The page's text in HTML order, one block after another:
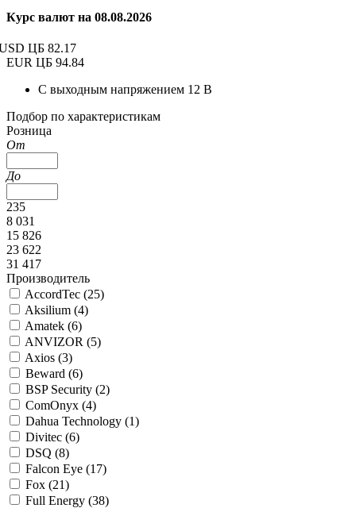
Курс валют на 08.08.2026
ЦБ 82.17
EUR ЦБ 94.84
С выходным напряжением 12 В
Подбор по характеристикам
Розница
От
До
235
8 031
15 826
23 622
31 417
Производитель
AccordTec (25)
Aksilium (4)
Amatek (6)
ANVIZOR (5)
Axios (3)
Beward (6)
BSP Security (2)
ComOnyx (4)
Dahua Technology (1)
Divitec (6)
DSQ (8)
Falcon Eye (17)
Fox (21)
Full Energy (38)